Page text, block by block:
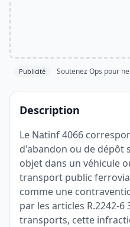
Publicité Soutenez Ops pour
Description
Le Natinf 4066
d'abandon ou de dépôt
objet dans un véhicule
transport public
comme une
par les articles R.2242-6
transports, cette